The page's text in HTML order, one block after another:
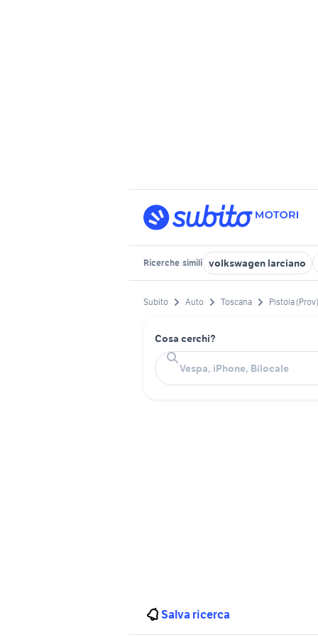
Ricerche simili volkswagen larciano
Subito Auto Toscana Pistoia (Prov)
Cosa cerchi?
Salva ricerca